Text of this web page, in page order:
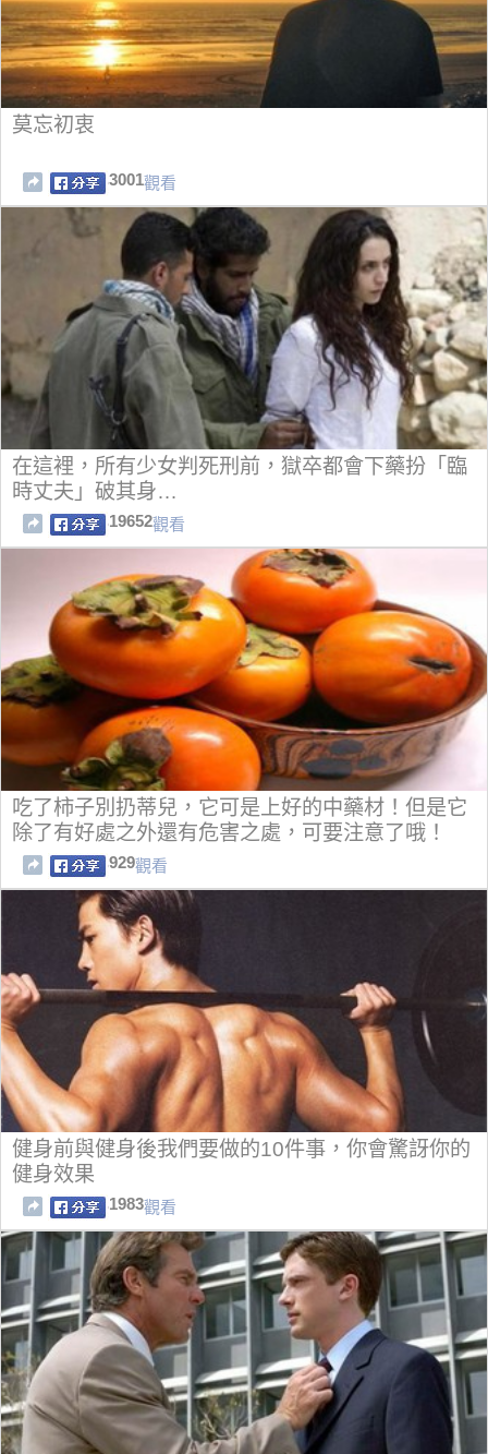
莫忘初衷
3001觀看
在這裡，所有少女判死刑前，獄卒都會下藥扮「臨
時丈夫」破其身…
19652觀看
吃了柿子別扔蒂兒，它可是上好的中藥材！但是它
除了有好處之外還有危害之處，可要注意了哦！
929觀看
健身前與健身後我們要做的10件事，你會驚訝你的
健身效果
1983觀看